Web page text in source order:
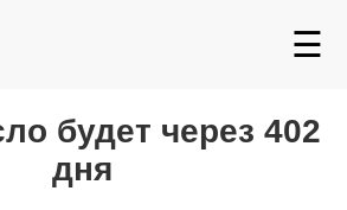
☰
будет через 402
дня